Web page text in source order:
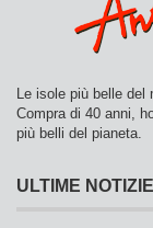
Le isole più belle del
Compra di 40 anni,
più belli del pianeta.
ULTIME NOTIZIE